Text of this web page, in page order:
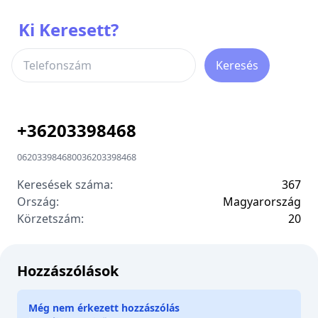
Ki Keresett?
Keresés
+36203398468
062033984680036203398468
Keresések száma:
367
Ország:
Magyarország
Körzetszám:
20
Hozzászólások
Még nem érkezett hozzászólás